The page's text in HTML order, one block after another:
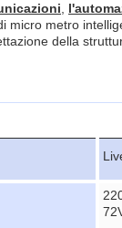
micro metro
della